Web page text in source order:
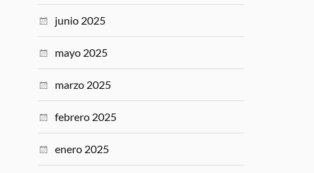
junio 2025
mayo 2025
marzo 2025
febrero 2025
enero 2025